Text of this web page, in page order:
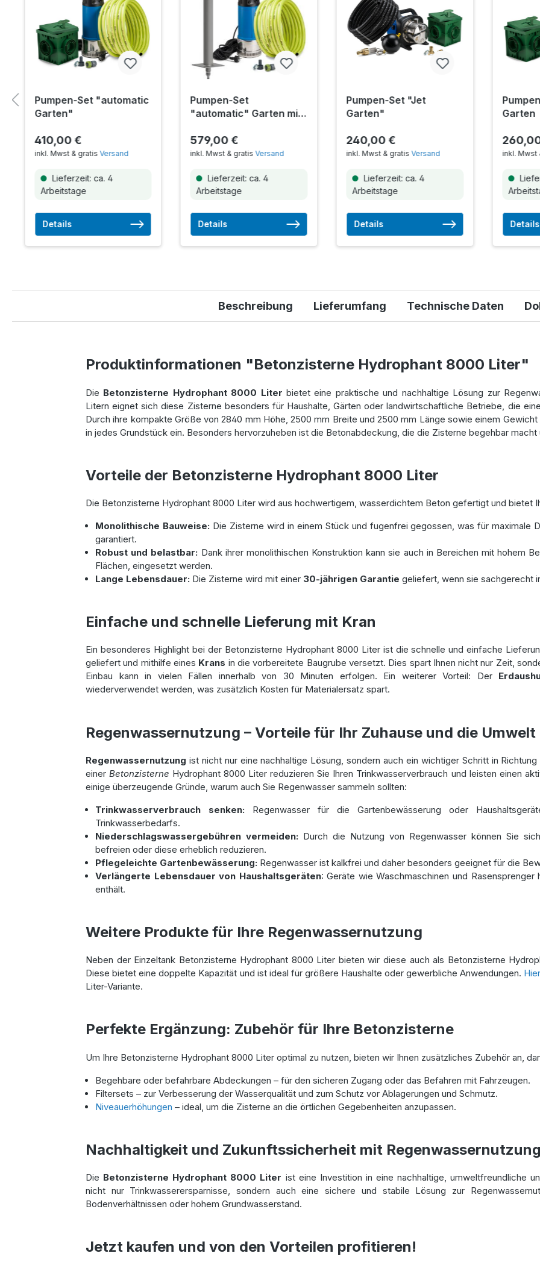
Pumpen-Set "automatic
Garten"
410,00 €
inkl. Mwst & gratis Versand
Lieferzeit: ca. 4
Arbeitstage
Details
Pumpen-Set
"automatic" Garten mit
579,00 €
inkl. Mwst & gratisVersand
Lieferzeit: ca. 4
Arbeitstage
Details
Pumpen-Set "Jet
Garten"
240,00 €
inkl. Mwst & gratisVersand
Lieferzeit: ca. 4
Arbeitstage
Details
Garten
inkl. Mwst
Details
Beschreibung Lieferumfang Technische Daten
Produktinformationen "Betonzisterne Hydrophant 8000 Liter"
Die Betonzisterne Hydrophant 8000 Literbietet eine praktische und nachhaltige Lösung zur
Litern eignet sich diese Zisterne besonders für Haushalte, Gärten oder landwirtschaftliche Betriebe, die
Durch ihre kompakte Größe von 2840 mm Höhe, 2500 mm Breite und 2500 mm Länge sowie einem
in jedes Grundstück ein. Besonders hervorzuheben ist die Betonabdeckung, die die Zisterne begehbar macht
Vorteile der Betonzisterne Hydrophant 8000 Liter
Die Betonzisterne Hydrophant 8000 Liter wird aus hochwertigem, wasserdichtem Beton gefertigt und bietet
Monolithische Bauweise: Die Zisterne wird in einem Stück und fugenfrei gegossen, was für maximale
garantiert.
Robust und belastbar: Dank ihrer monolithischen Konstruktion kann sie auch in Bereichen mit hohem
Flächen, eingesetzt werden.
Lange Lebensdauer: Die Zisterne wird mit einer 30-jährigen Garantie geliefert, wenn sie sachgerecht
Einfache und schnelle Lieferung mit Kran
Ein besonderes Highlight bei der Betonzisterne Hydrophant 8000 Liter ist die schnelle und einfache
geliefert und mithilfe eines Krans in die vorbereitete Baugrube versetzt. Dies spart Ihnen nicht nur Zeit,
Einbau kann in vielen Fällen innerhalb von 30 Minuten erfolgen. Ein weiterer Vorteil: Der
wiederverwendet werden, was zusätzlich Kosten für Materialersatz spart.
Regenwassernutzung – Vorteile für Ihr Zuhause und die Umwelt
Regenwassernutzung ist nicht nur eine nachhaltige Lösung, sondern auch ein wichtiger Schritt in Richtung
einerBetonzisterne Hydrophant 8000 Liter reduzieren Sie Ihren Trinkwasserverbrauch und leisten einen
einige überzeugende Gründe, warum auch Sie Regenwasser sammeln sollten:
Trinkwasserverbrauch senken: Regenwasser für die Gartenbewässerung oder
Trinkwasserbedarfs.
Niederschlagswassergebühren vermeiden: Durch die Nutzung von Regenwasser können Sie
befreien oder diese erheblich reduzieren.
Pflegeleichte Gartenbewässerung: Regenwasser ist kalkfrei und daher besonders geeignet für die
Verlängerte Lebensdauer von Haushaltsgeräten: Geräte wie Waschmaschinen und
enthält.
Weitere Produkte für Ihre Regenwassernutzung
Neben der Einzeltank Betonzisterne Hydrophant 8000 Liter bieten wir diese auch als Betonzisterne
Diese bietet eine doppelte Kapazität und ist ideal für größere Haushalte oder gewerbliche Anwendungen.
Liter-Variante.
Perfekte Ergänzung: Zubehör für Ihre Betonzisterne
Um Ihre Betonzisterne Hydrophant 8000 Liter optimal zu nutzen, bieten wir Ihnen zusätzliches Zubehör an,
Begehbare oder befahrbare Abdeckungen – für den sicheren Zugang oder das Befahren mit Fahrzeugen.
Filtersets – zur Verbesserung der Wasserqualität und zum Schutz vor Ablagerungen und Schmutz.
Niveauerhöhungen – ideal, um die Zisterne an die örtlichen Gegebenheiten anzupassen.
Nachhaltigkeit und Zukunftssicherheit mit
Die Betonzisterne Hydrophant 8000 Liter ist eine Investition in eine nachhaltige, umweltfreundliche
nicht nur Trinkwasserersparnisse, sondern auch eine sichere und stabile Lösung zur
Bodenverhältnissen oder hohem Grundwasserstand.
Jetzt kaufen und von den Vorteilen profitieren!